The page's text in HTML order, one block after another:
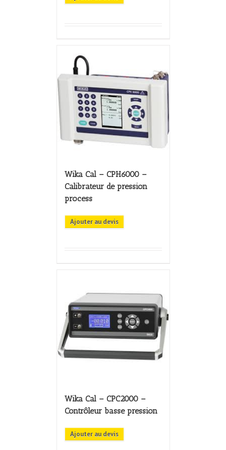
Wika Cal – CPH6000 –
Calibrateur de pression
process
Ajouter au devis
Wika Cal – CPC2000 –
Contrôleur basse pression
Ajouter au devis